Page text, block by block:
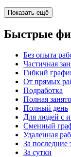
Показать ещё
Быстрые
Без опыта
Частичная
Гибкий
От прямых
Подработка
Полная
Полный день
Для людей с
Сменный
Удаленная
За последние
За сутки